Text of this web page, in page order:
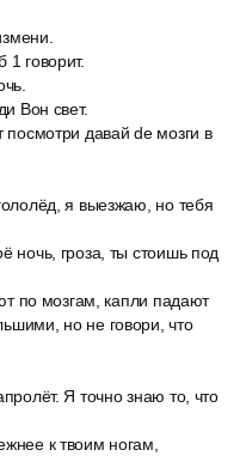
говорит.
Вон свет.
давай de мозги в
я выезжаю, но тебя
гроза, ты стоишь под
по мозгам, капли падают
но не говори, что
Я точно знаю то, что
к твоим ногам,